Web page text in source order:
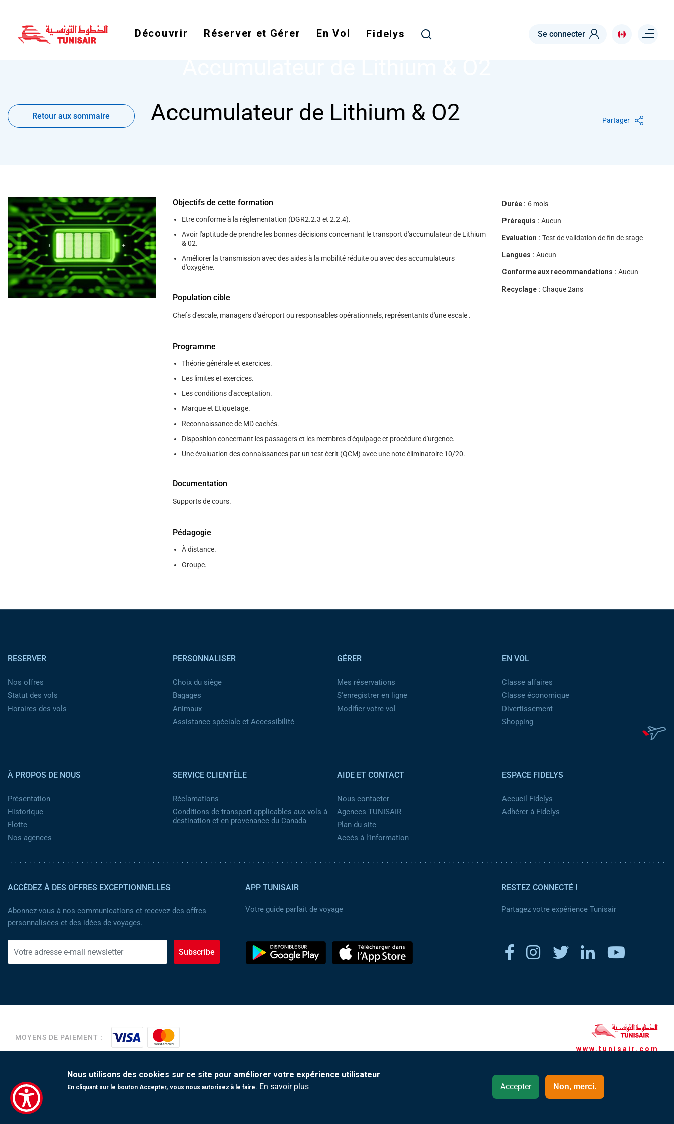
main
Découvrir Réserver et Gérer En Vol Fidelys Se connecter Menu right
NODE ACCUMULATEUR DE LITHIUM & O2
aux
sommaireRetour aux sommaire Accumulateur de Lithium & O2 Partager
Objectifs de cette formation
Etre conforme à la réglementation (DGR2.2.3 et 2.2.4).
Avoir l'aptitude de prendre les bonnes décisions concernant le transport d'accumulateur de Lithium
& 02.
Améliorer la transmission avec des aides à la mobilité réduite ou avec des accumulateurs
d'oxygène.
Population cible
Chefs d'escale, managers d'aéroport ou responsables opérationnels, représentants d'une escale .
Programme
Théorie générale et exercices.
Les limites et exercices.
Les conditions d'acceptation.
Marque et Etiquetage.
Reconnaissance de MD cachés.
Disposition concernant les passagers et les membres d'équipage et procédure d'urgence.
Une évaluation des connaissances par un test écrit (QCM) avec une note éliminatoire 10/20.
Documentation
Supports de cours.
Pédagogie
À distance.
Groupe.
Durée : 6 mois
Prérequis : Aucun
Evaluation : Test de validation de fin de stage
Langues : Aucun
Conforme aux recommandations : Aucun
Recyclage : Chaque 2ans
RESERVER
Nos offres
Statut des vols
Horaires des vols
PERSONNALISER
Choix du siège
Bagages
Animaux
Assistance spéciale et Accessibilité
GÉRER
Mes réservations
S'enregistrer en ligne
Modifier votre vol
EN VOL
Classe affaires
Classe économique
Divertissement
Shopping
À PROPOS DE NOUS
Présentation
Historique
Flotte
Nos agences
SERVICE CLIENTÈLE
Réclamations
Conditions de transport applicables aux vols à
destination et en provenance du Canada
AIDE ET CONTACT
Nous contacter
Agences TUNISAIR
Plan du site
Accès à l’Information
ESPACE FIDELYS
Accueil Fidelys
Adhérer à Fidelys
ACCÉDEZ À DES OFFRES EXCEPTIONNELLES
Abonnez-vous à nos communications et recevez des offres
personnalisées et des idées de voyages.
Subscribe
APP TUNISAIR
Votre guide parfait de voyage
RESTEZ CONNECTÉ !
Partagez votre expérience Tunisair
MOYENS DE PAIEMENT :
www.tunisair.com
Conditions générales de Transport|Conditions générales de Vente|Protection de vos données personnelles
paiement
Canada- Français (FR)
Nous utilisons des cookies sur ce site pour améliorer votre expérience utilisateur
En cliquant sur le bouton Accepter, vous nous autorisez à le faire. En savoir plus Accepter Non, merci.